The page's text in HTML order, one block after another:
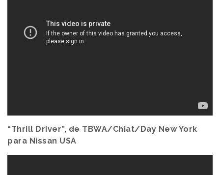
“Thrill Driver”, de TBWA/Chiat/Day New York
para Nissan USA